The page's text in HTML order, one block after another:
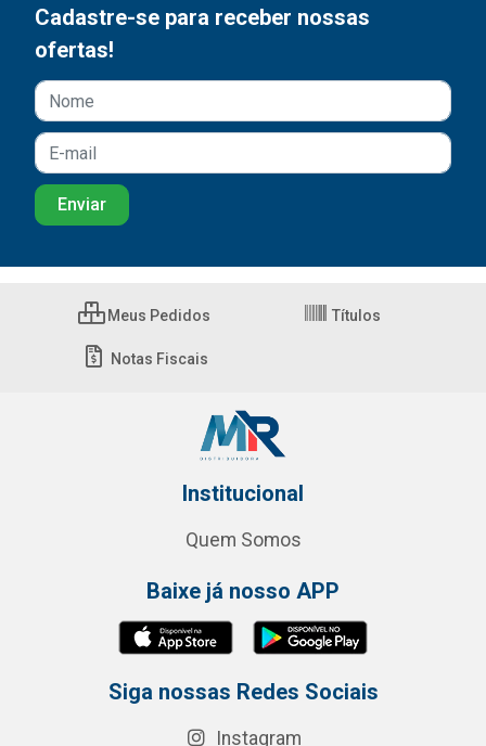
Cadastre-se para receber nossas
ofertas!
Meus Pedidos Títulos
Notas Fiscais
Institucional
Quem Somos
Baixe já nosso APP
Siga nossas Redes Sociais
Instagram